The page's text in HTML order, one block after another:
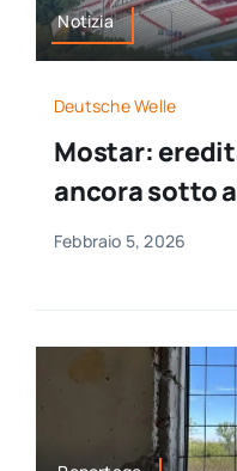
Notizia
Deutsche Welle
Mostar:
ancora sotto
Febbraio 5, 2026